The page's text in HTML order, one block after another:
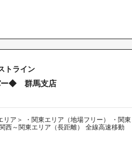
トライン
ー◆ 群馬支店
リア＞ ・関東エリア（地場フリー） ・関
西～関東エリア（長距離） 全線高速移動